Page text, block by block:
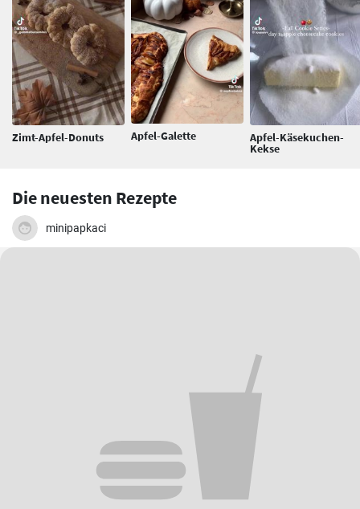
Zimt-Apfel-Donuts Apfel-Galette Apfel-Käsekuchen-
Kekse
Die neuesten Rezepte
minipapkaci